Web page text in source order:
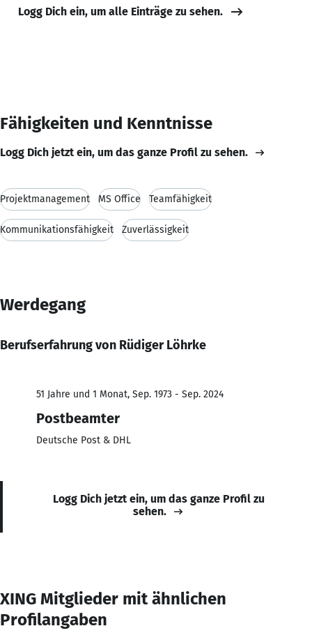
Logg Dich ein, um alle Einträge zu sehen.
Fähigkeiten und Kenntnisse
Logg Dich jetzt ein, um das ganze Profil zu sehen.
Projektmanagement MS Office Teamfähigkeit
Kommunikationsfähigkeit Zuverlässigkeit
Werdegang
Berufserfahrung von Rüdiger Löhrke
51 Jahre und 1 Monat, Sep. 1973 - Sep. 2024
Postbeamter
Deutsche Post & DHL
Logg Dich jetzt ein, um das ganze Profil zu
sehen.
XING Mitglieder mit ähnlichen
Profilangaben